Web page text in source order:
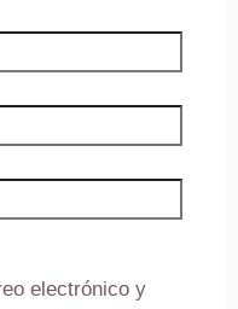
electrónico y